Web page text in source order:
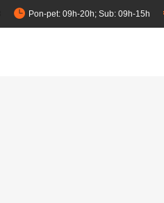
Pon-pet: 09h-20h; Sub: 09h-15h